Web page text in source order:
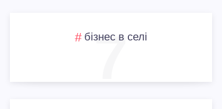
бізнес в селі
7